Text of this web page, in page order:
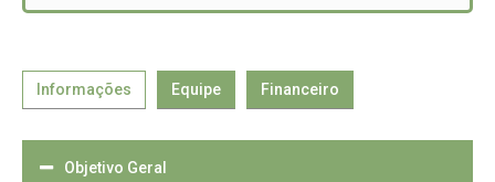
Informações Equipe Financeiro
Objetivo Geral